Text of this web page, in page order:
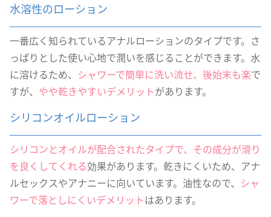
水溶性のローション
一番広く知られているアナルローションのタイプです。さ
っぱりとした使い心地で潤いを感じることができます。水
に溶けるため、 シャワーで簡単に洗い流せ、後始末も楽で
すが、 やや乾きやすいデメリットがあります。
シリコンオイルローション
シリコンとオイルが配合されたタイプで、その成分が滑り
を良くしてくれる効果があります。乾きにくいため、アナ
ルセックスやアナニーに向いています。油性なので、 シャ
ワーで落としにくいデメリットはあります。